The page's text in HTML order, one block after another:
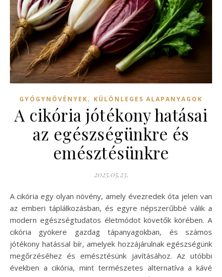
GYÓGYNÖVÉNYEK, KÜLÖNLEGES ALAPANYAGOK
A cikória jótékony hatásai
az egészségünkre és
emésztésünkre
2025.05.23.
A cikória egy olyan növény, amely évezredek óta jelen van
az emberi táplálkozásban, és egyre népszerűbbé válik a
modern egészségtudatos életmódot követők körében. A
cikória gyökere gazdag tápanyagokban, és számos
jótékony hatással bír, amelyek hozzájárulnak egészségünk
megőrzéséhez és emésztésünk javításához. Az utóbbi
években a cikória, mint természetes alternatíva a kávé